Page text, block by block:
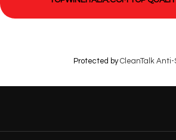
Protected byCleanTalk Anti-